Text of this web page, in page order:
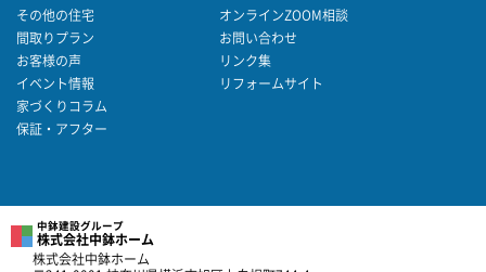
その他の住宅
間取りプラン
お客様の声
イベント情報
家づくりコラム
保証・アフター
オンラインZOOM相談
お問い合わせ
リンク集
リフォームサイト
中鉢建設グループ
株式会社中鉢ホーム
株式会社中鉢ホーム